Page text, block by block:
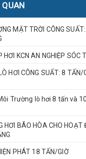
QUAN
MẶT TRỜI CÔNG
HƠI KCN AN NGHIỆP SÓC
HƠI CÔNG SUẤT: 8
Trường lò hơi 8 tấn và
HƠI BÃO HÒA CHO HOẠT
PHÁT 18 TẤN/GIỜ